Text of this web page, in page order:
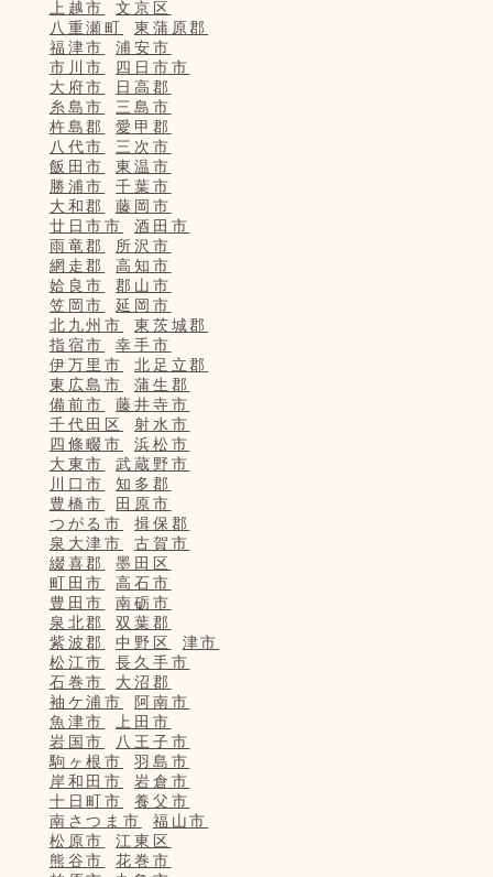
上越市
文京区
八重瀬町
東蒲原郡
福津市
浦安市
市川市
四日市市
大府市
日高郡
糸島市
三島市
杵島郡
愛甲郡
八代市
三次市
飯田市
東温市
勝浦市
千葉市
大和郡
藤岡市
廿日市市
酒田市
雨竜郡
所沢市
網走郡
高知市
姶良市
郡山市
笠岡市
延岡市
北九州市
東茨城郡
指宿市
幸手市
伊万里市
北足立郡
東広島市
蒲生郡
備前市
藤井寺市
千代田区
射水市
四條畷市
浜松市
大東市
武蔵野市
川口市
知多郡
豊橋市
田原市
つがる市
揖保郡
泉大津市
古賀市
綴喜郡
墨田区
町田市
高石市
豊田市
南砺市
泉北郡
双葉郡
紫波郡
中野区
津市
松江市
長久手市
石巻市
大沼郡
袖ケ浦市
阿南市
魚津市
上田市
岩国市
八王子市
駒ヶ根市
羽島市
岸和田市
岩倉市
十日町市
養父市
南さつま市
福山市
松原市
江東区
熊谷市
花巻市